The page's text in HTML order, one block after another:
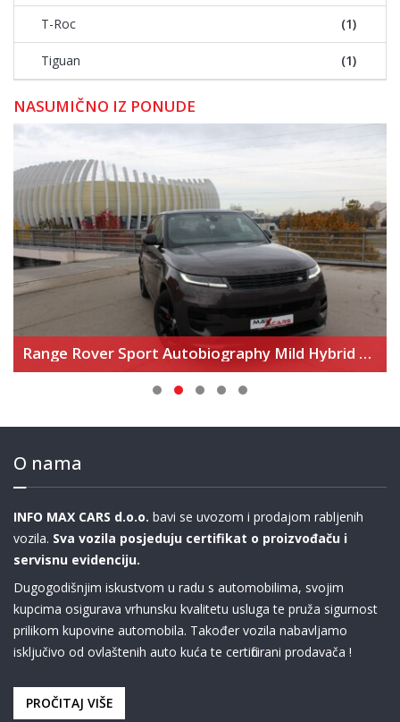
T-Roc (1)
Tiguan (1)
NASUMIČNO IZ PONUDE
Audi A5 35 TFSi S-Tronic
O nama
INFO MAX CARS d.o.o. bavi se uvozom i prodajom rabljenih
vozila. Sva vozila posjeduju certifikat o proizvođaču i
servisnu evidenciju.
Dugogodišnjim iskustvom u radu s automobilima, svojim
kupcima osigurava vrhunsku kvalitetu usluga te pruža sigurnost
prilikom kupovine automobila. Također vozila nabavljamo
isključivo od ovlaštenih auto kuća te certificirani prodavača !
PROČITAJ VIŠE